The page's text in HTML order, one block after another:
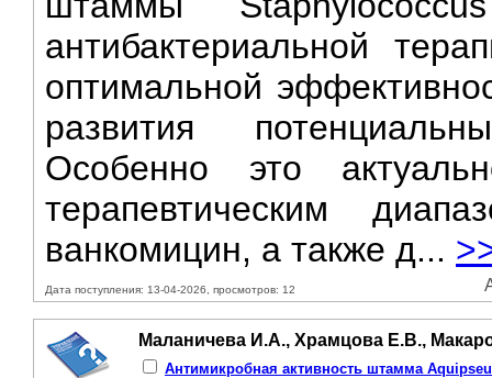
антибактериальной
оптимальной
развития
Особенно это
терапевтическим
ванкомицин, а также д...
Дата поступления: 13-04-2026, просмотров: 12
Маланичева И.А., Храмцова Е.В.,
Антимикробная активность штамма